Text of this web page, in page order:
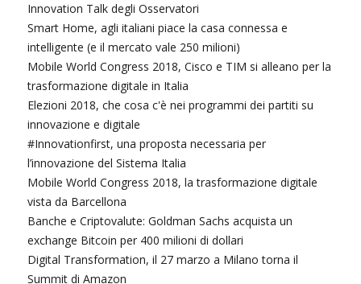
Innovation Talk degli Osservatori
Smart Home, agli italiani piace la casa connessa e
intelligente (e il mercato vale 250 milioni)
Mobile World Congress 2018, Cisco e TIM si alleano per la
trasformazione digitale in Italia
Elezioni 2018, che cosa c'è nei programmi dei partiti su
innovazione e digitale
#Innovationfirst, una proposta necessaria per
l’innovazione del Sistema Italia
Mobile World Congress 2018, la trasformazione digitale
vista da Barcellona
Banche e Criptovalute: Goldman Sachs acquista un
exchange Bitcoin per 400 milioni di dollari
Digital Transformation, il 27 marzo a Milano torna il
Summit di Amazon